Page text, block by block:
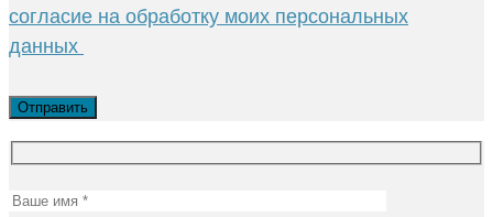
согласие на обработку моих персональных
данных